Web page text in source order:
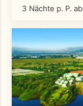
3 Nächte p. P. ab